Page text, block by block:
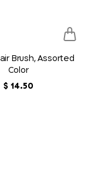
Brush, Assorted
Color
14.50
$